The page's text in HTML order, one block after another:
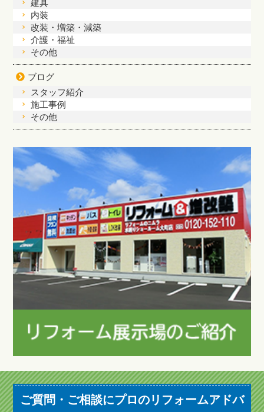
建具
内装
改装・増築・減築
介護・福祉
その他
ブログ
スタッフ紹介
施工事例
その他
ご質問・ご相談にプロのリフォームアドバ